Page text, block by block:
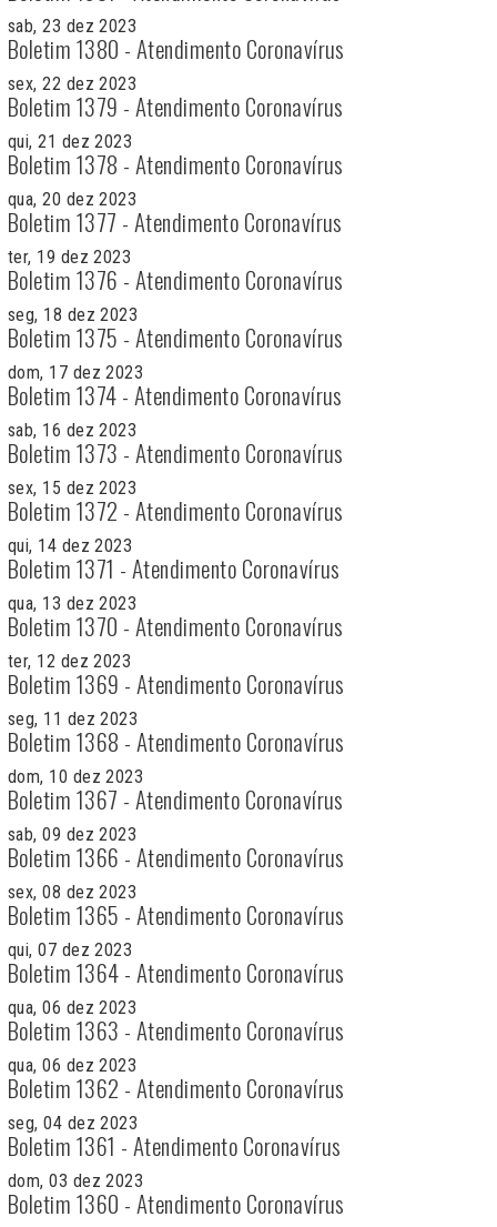
sab, 23 dez 2023
Boletim 1380 - Atendimento Coronavírus
sex, 22 dez 2023
Boletim 1379 - Atendimento Coronavírus
qui, 21 dez 2023
Boletim 1378 - Atendimento Coronavírus
qua, 20 dez 2023
Boletim 1377 - Atendimento Coronavírus
ter, 19 dez 2023
Boletim 1376 - Atendimento Coronavírus
seg, 18 dez 2023
Boletim 1375 - Atendimento Coronavírus
dom, 17 dez 2023
Boletim 1374 - Atendimento Coronavírus
sab, 16 dez 2023
Boletim 1373 - Atendimento Coronavírus
sex, 15 dez 2023
Boletim 1372 - Atendimento Coronavírus
qui, 14 dez 2023
Boletim 1371 - Atendimento Coronavírus
qua, 13 dez 2023
Boletim 1370 - Atendimento Coronavírus
ter, 12 dez 2023
Boletim 1369 - Atendimento Coronavírus
seg, 11 dez 2023
Boletim 1368 - Atendimento Coronavírus
dom, 10 dez 2023
Boletim 1367 - Atendimento Coronavírus
sab, 09 dez 2023
Boletim 1366 - Atendimento Coronavírus
sex, 08 dez 2023
Boletim 1365 - Atendimento Coronavírus
qui, 07 dez 2023
Boletim 1364 - Atendimento Coronavírus
qua, 06 dez 2023
Boletim 1363 - Atendimento Coronavírus
qua, 06 dez 2023
Boletim 1362 - Atendimento Coronavírus
seg, 04 dez 2023
Boletim 1361 - Atendimento Coronavírus
dom, 03 dez 2023
Boletim 1360 - Atendimento Coronavírus